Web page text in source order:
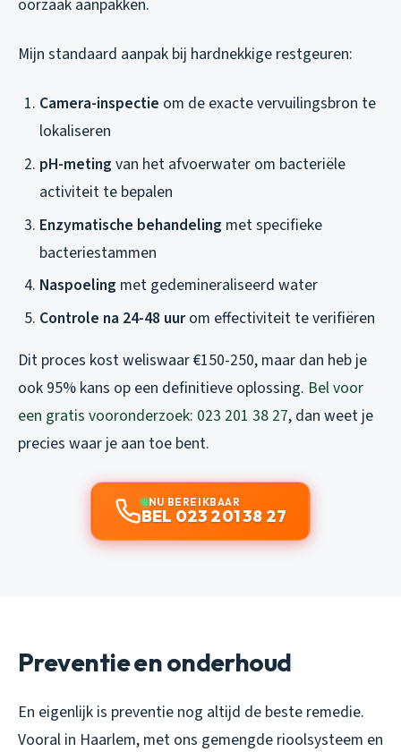
oorzaak aanpakken.
Mijn standaard aanpak bij hardnekkige restgeuren:
Camera-inspectie om de exacte vervuilingsbron te
lokaliseren
pH-meting van het afvoerwater om bacteriële
activiteit te bepalen
Enzymatische behandeling met specifieke
bacteriestammen
Naspoeling met gedemineraliseerd water
Controle na 24-48 uurom effectiviteit te verifiëren
Dit proces kost weliswaar €150-250, maar dan heb je
ook 95% kans op een definitieve oplossing. Bel voor
een gratis vooronderzoek: 023 201 38 27, dan weet je
precies waar je aan toe bent.
NU BEREIKBAAR
BEL 023 201 38 27
Preventie en onderhoud
En eigenlijk is preventie nog altijd de beste remedie.
Vooral in Haarlem, met ons gemengde rioolsysteem en